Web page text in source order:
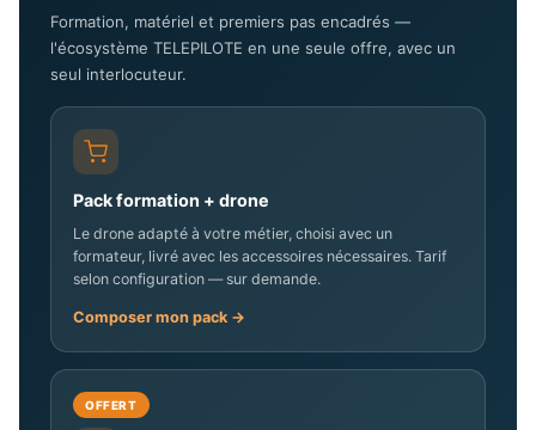
Formation, matériel et premiers pas encadrés —
l'écosystème TELEPILOTE en une seule offre, avec un
seul interlocuteur.
Pack formation + drone
Le drone adapté à votre métier, choisi avec un
formateur, livré avec les accessoires nécessaires. Tarif
selon configuration — sur demande.
Composer mon pack →
OFFERT